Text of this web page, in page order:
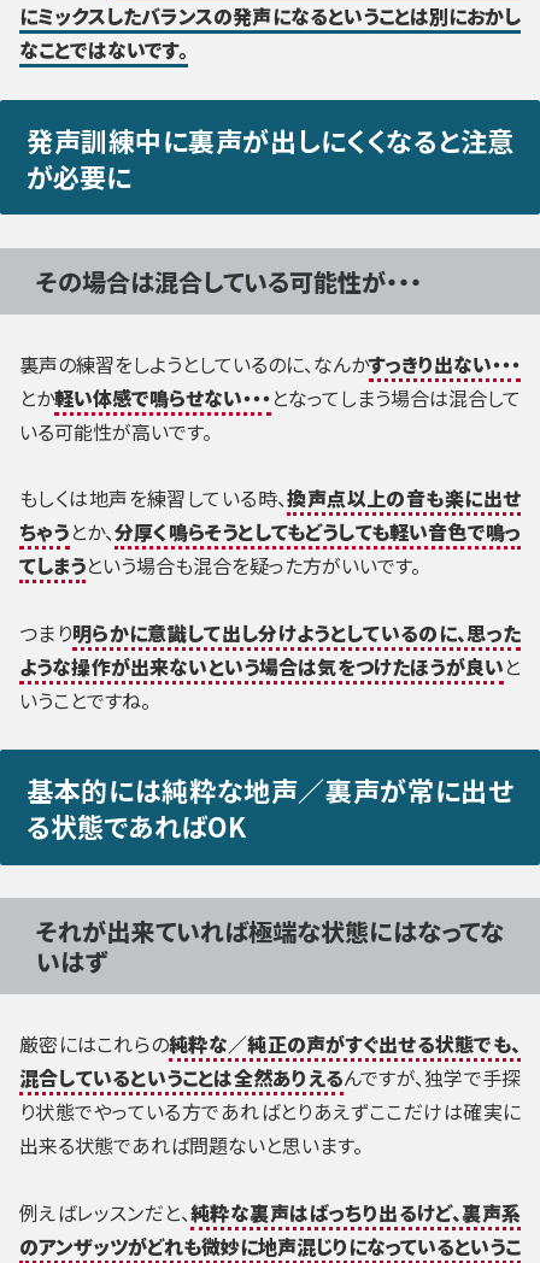
にミックスしたバランスの発声になるということは別におかし
なことではないです。
発声訓練中に裏声が出しにくくなると注意
が必要に
その場合は混合している可能性が・・・
裏声の練習をしようとしているのに、なんかすっきり出ない・・・
とか軽い体感で鳴らせない・・・となってしまう場合は混合して
いる可能性が高いです。
もしくは地声を練習している時、換声点以上の音も楽に出せ
ちゃうとか、分厚く鳴らそうとしてもどうしても軽い音色で鳴っ
てしまうという場合も混合を疑った方がいいです。
つまり明らかに意識して出し分けようとしているのに、思った
ような操作が出来ないという場合は気をつけたほうが良いと
いうことですね。
基本的には純粋な地声／裏声が常に出せ
る状態であればOK
それが出来ていれば極端な状態にはなってな
いはず
厳密にはこれらの純粋な／純正の声がすぐ出せる状態でも、
混合しているということは全然ありえるんですが、独学で手探
り状態でやっている方であればとりあえずここだけは確実に
出来る状態であれば問題ないと思います。
例えばレッスンだと、純粋な裏声はばっちり出るけど、裏声系
のアンザッツがどれも微妙に地声混じりになっているというこ